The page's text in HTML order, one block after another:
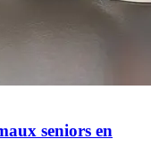
seniors en